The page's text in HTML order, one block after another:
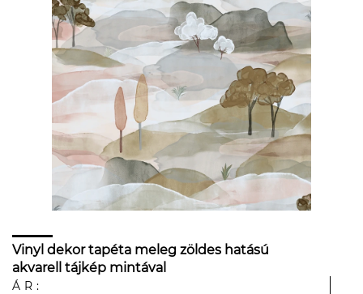
Vinyl dekor tapéta meleg zöldes hatású
akvarell tájkép mintával
ÁR: